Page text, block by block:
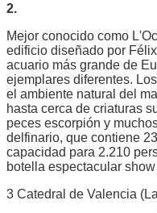
2.
Mejor conocido como
edificio diseñado por
acuario más grande de
ejemplares diferentes.
el ambiente natural del
hasta cerca de criaturas
peces escorpión y
delfinario, que contiene
capacidad para 2.210
botella espectacular
3 Catedral de Valencia